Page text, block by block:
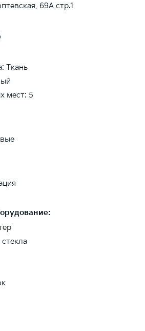
69А стр.1
Ткань
мест: 5